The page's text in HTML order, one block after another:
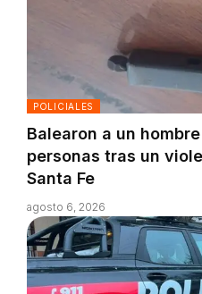
POLICIALES
Balearon a un
personas tras un
Santa Fe
agosto 6, 2026